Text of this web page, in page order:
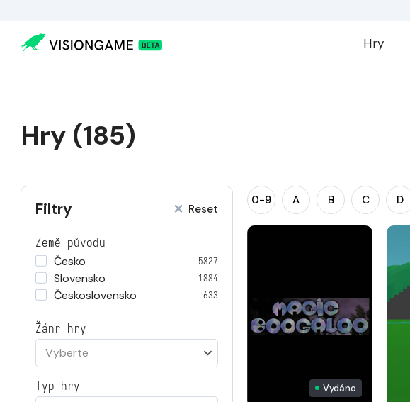
Hry
Hry (185)
Filtry Reset
Země původu
Česko
5827
Slovensko 1884
Československo 633
Žánr hry
Vyberte
Typ hry
0-9 A B C D
Vydáno